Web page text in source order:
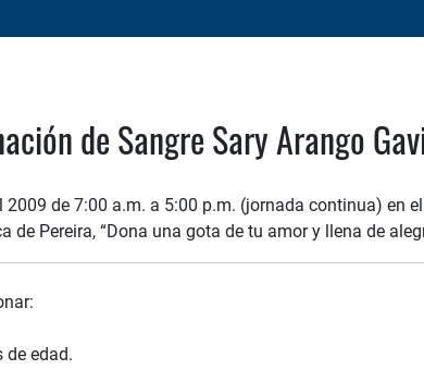
de Sangre Sary Arango
2009 de 7:00 a.m. a 5:00 p.m. (jornada continua) en
de Pereira, “Dona una gota de tu amor y llena de
de edad.